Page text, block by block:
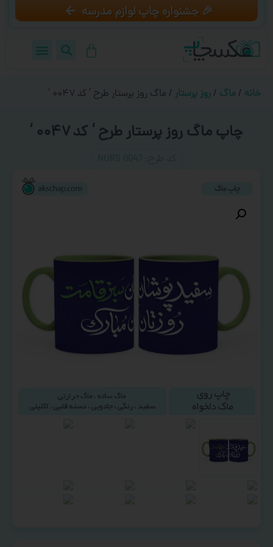
🎉 جشنواره چاپ لوازم مدرسه
خانه / ماگ / روز پرستار / ماگ روز پرستار طرح ‘ کد ۰۰۴۷ ‘
چاپ ماگ روز پرستار طرح ‘ کد ۰۰۴۷ ‘